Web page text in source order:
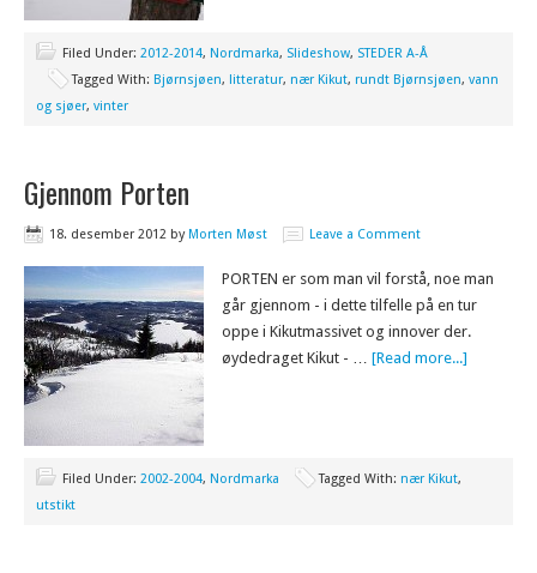
Filed Under: 2012-2014, Nordmarka, Slideshow, STEDER A-Å
Tagged With: Bjørnsjøen, litteratur, nær Kikut, rundt Bjørnsjøen, vann
og sjøer, vinter
Gjennom Porten
18. desember 2012 byMorten Møst Leave a Comment
PORTEN er som man vil forstå, noe man
går gjennom - i dette tilfelle på en tur
oppe i Kikutmassivet og innover der.
øydedraget Kikut - … [Read more...]
Filed Under: 2002-2004, Nordmarka Tagged With: nær Kikut,
utstikt